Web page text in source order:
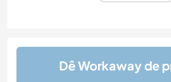
Dê Workaway de